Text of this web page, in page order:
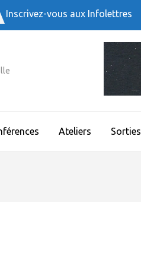
Inscrivez-vous aux Infolettres
Ateliers Sorties